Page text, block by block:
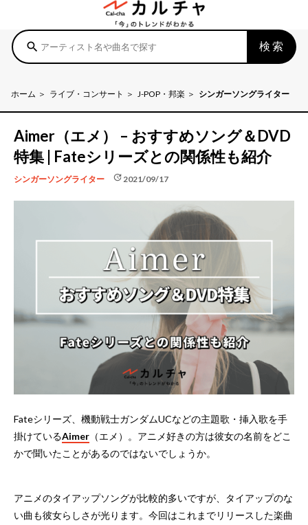
search 検索
ホーム ライブ・コンサート J-POP・邦楽 シンガーソングライター
Aimer（エメ） – おすすめソング＆DVD
特集 | Fateシリーズとの関係性も紹介
シンガーソングライター update 2021/09/17
Fateシリーズ、機動戦士ガンダムUCなどの主題歌・挿入歌を手
掛けているAimer （エメ）。アニメ好きの方は彼女の名前をどこ
かで聞いたことがあるのではないでしょうか。
アニメのタイアップソングが比較的多いですが、タイアップのな
い曲も彼女らしさが光ります。今回はこれまでリリースした楽曲